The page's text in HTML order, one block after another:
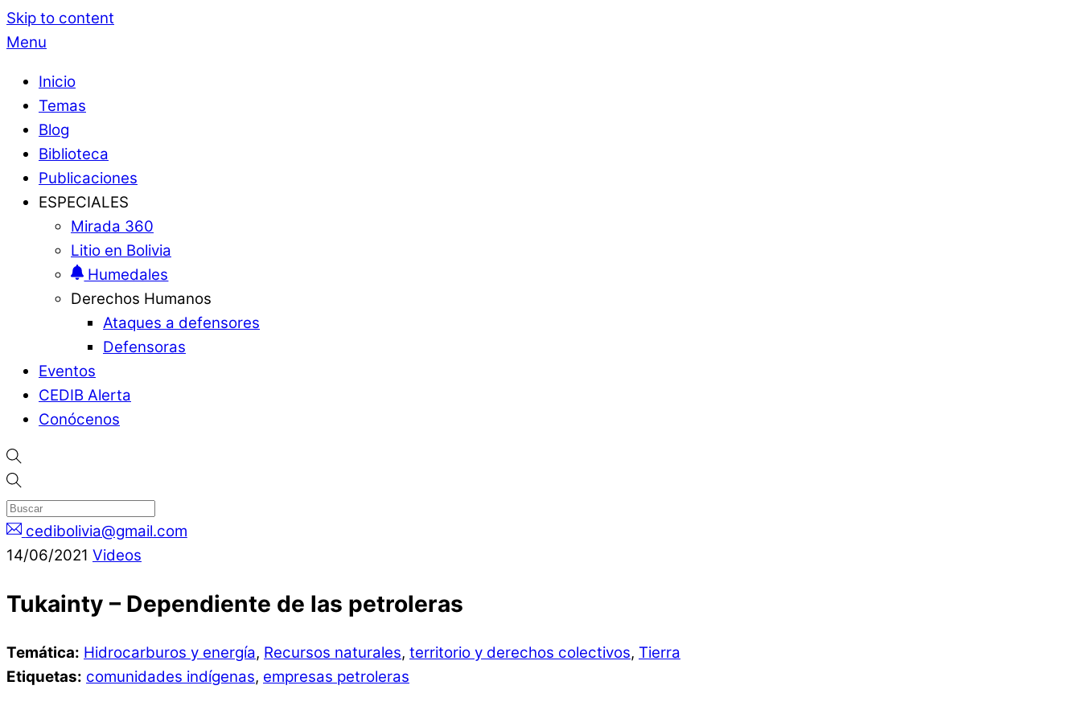
Skip to content
Menu
Inicio
Temas
Blog
Biblioteca
Publicaciones
ESPECIALES
Mirada 360
Litio en Bolivia
Humedales
Derechos Humanos
Ataques a defensores
Defensoras
Eventos
CEDIB Alerta
Conócenos
cedibolivia@gmail.com
14/06/2021 Videos
Tukainty – Dependiente de las petroleras
Temática: Hidrocarburos y energía, Recursos naturales, territorio y derechos colectivos, Tierra
Etiquetas: comunidades indígenas, empresas petroleras